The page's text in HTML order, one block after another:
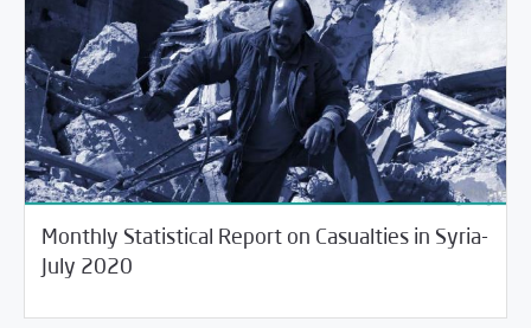
Monthly Statistical Report on Casualties in Syria-
July 2020
15/2020 Violations Watch